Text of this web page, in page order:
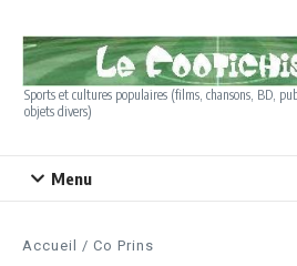
Sports et cultures populaires (films, chansons, BD,
objets divers)
Menu
Accueil / Co Prins